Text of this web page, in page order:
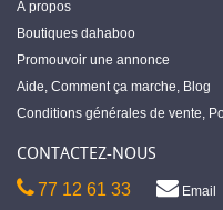
À propos
Boutiques dahaboo
Promouvoir une annonce
Aide, Comment ça marche, Blog
Conditions générales de vente,
CONTACTEZ-NOUS
77 12 61 33 Email